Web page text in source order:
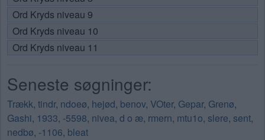
Ord Kryds niveau 9
Ord Kryds niveau 10
Ord Kryds niveau 11
Seneste søgninger:
Trækk, tindr, ndoeø, hejød, benov, VOter, Gepar, Grenø,
Gashi, 1933, -5598, nivea, d o æ, rmern, mtu1o, slere, sent,
nedbø, -1106, bleat